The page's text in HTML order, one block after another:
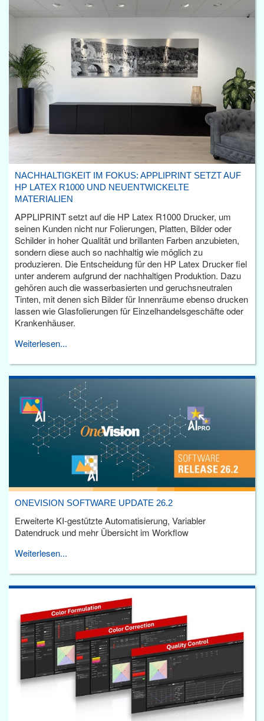
NACHHALTIGKEIT IM FOKUS: APPLIPRINT SETZT AUF
HP LATEX R1000 UND NEUENTWICKELTE
MATERIALIEN
APPLIPRINT setzt auf die HP Latex R1000 Drucker, um
seinen Kunden nicht nur Folierungen, Platten, Bilder oder
Schilder in hoher Qualität und brillanten Farben anzubieten,
sondern diese auch so nachhaltig wie möglich zu
produzieren. Die Entscheidung für den HP Latex Drucker fiel
unter anderem aufgrund der nachhaltigen Produktion. Dazu
gehören auch die wasserbasierten und geruchsneutralen
Tinten, mit denen sich Bilder für Innenräume ebenso drucken
lassen wie Glasfolierungen für Einzelhandelsgeschäfte oder
Krankenhäuser.
Weiterlesen...
ONEVISION SOFTWARE UPDATE 26.2
Erweiterte KI-gestützte Automatisierung, Variabler
Datendruck und mehr Übersicht im Workflow
Weiterlesen...